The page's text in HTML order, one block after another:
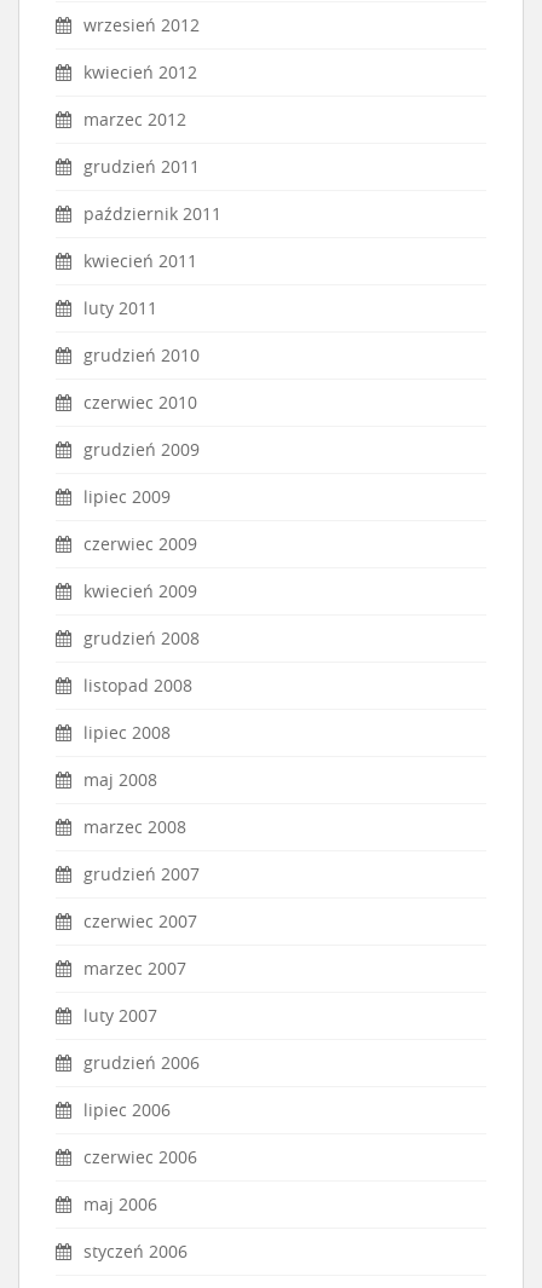
wrzesień 2012
kwiecień 2012
marzec 2012
grudzień 2011
październik 2011
kwiecień 2011
luty 2011
grudzień 2010
czerwiec 2010
grudzień 2009
lipiec 2009
czerwiec 2009
kwiecień 2009
grudzień 2008
listopad 2008
lipiec 2008
maj 2008
marzec 2008
grudzień 2007
czerwiec 2007
marzec 2007
luty 2007
grudzień 2006
lipiec 2006
czerwiec 2006
maj 2006
styczeń 2006